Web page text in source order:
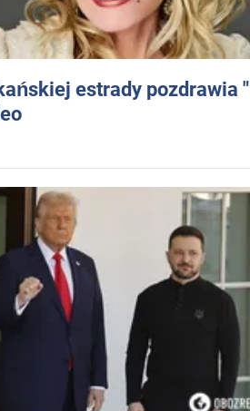
estrady pozdrawia